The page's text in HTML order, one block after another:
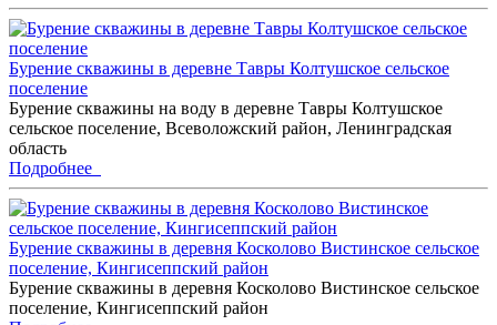
Бурение скважины в деревне Тавры Колтушское сельское
поселение
Бурение скважины на воду в деревне Тавры Колтушское
сельское поселение, Всеволожский район, Ленинградская
область
Подробнее
Бурение скважины в деревня Косколово Вистинское сельское
поселение, Кингисеппский район
Бурение скважины в деревня Косколово Вистинское сельское
поселение, Кингисеппский район